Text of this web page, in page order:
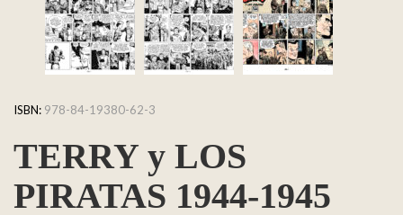
ISBN: 978-84-19380-62-3
TERRY y LOS
PIRATAS 1944-1945